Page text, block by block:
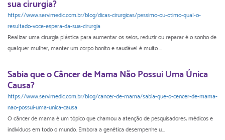
sua cirurgia?
https://www.servimedic.com.br/blog/dicas-cirurgicas/pessimo-ou-otimo-qual-o-
resultado-voce-espera-da-sua-cirurgia
Realizar uma cirurgia plástica para aumentar os seios, reduzir ou reparar é o sonho de
qualquer mulher, manter um corpo bonito e saudável é muito ...
Sabia que o Câncer de Mama Não Possui Uma Única
Causa?
https://www.servimedic.com.br/blog/cancer-de-mama/sabia-que-o-cencer-de-mama-
nao-possui-uma-unica-causa
O câncer de mama é um tópico que chamou a atenção de pesquisadores, médicos e
indivíduos em todo o mundo. Embora a genética desempenhe u...